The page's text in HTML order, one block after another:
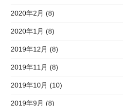
2020年2月 (8)
2020年1月 (8)
2019年12月 (8)
2019年11月 (8)
2019年10月 (10)
2019年9月 (8)